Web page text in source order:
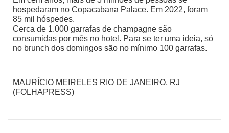
hospedaram no Copacabana Palace. Em 2022, foram
85 mil hóspedes.
Cerca de 1.000 garrafas de champagne são
consumidas por mês no hotel. Para se ter uma ideia, só
no brunch dos domingos são no mínimo 100 garrafas.
MAURÍCIO MEIRELES RIO DE JANEIRO, RJ
(FOLHAPRESS)